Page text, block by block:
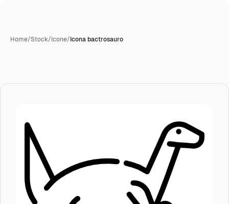
Home/Stock/Icone/Icona bactrosauro